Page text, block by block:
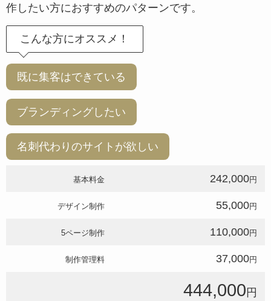
作したい方におすすめのパターンです。
こんな方にオススメ！
既に集客はできている
ブランディングしたい
名刺代わりのサイトが欲しい
基本料金 242,000円
デザイン制作 55,000円
5ページ制作 110,000円
制作管理料 37,000円
444,000円